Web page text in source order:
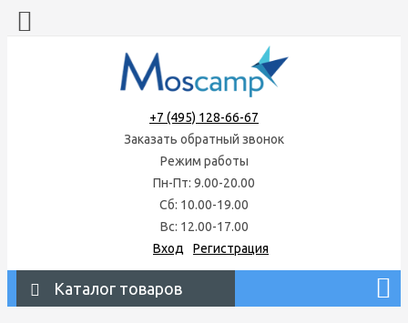
+7 (495) 128-66-67
Заказать обратный звонок
Режим работы
Пн-Пт: 9.00-20.00
Сб: 10.00-19.00
Вс: 12.00-17.00
Вход
Регистрация
Каталог товаров